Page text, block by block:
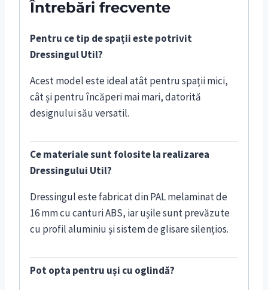
Întrebări frecvente
Pentru ce tip de spații este potrivit
Dressingul Util?
Acest model este ideal atât pentru spații mici,
cât și pentru încăperi mai mari, datorită
designului său versatil.
Ce materiale sunt folosite la realizarea
Dressingului Util?
Dressingul este fabricat din PAL melaminat de
16 mm cu canturi ABS, iar ușile sunt prevăzute
cu profil aluminiu și sistem de glisare silențios.
Pot opta pentru uși cu oglindă?